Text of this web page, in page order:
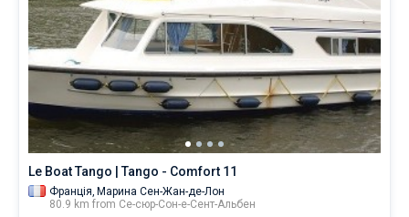
Le Boat Tango | Tango - Comfort 11
Франція, Марина Сен-Жан-де-Лон
80.9 km from Се-сюр-Сон-е-Сент-Альбен